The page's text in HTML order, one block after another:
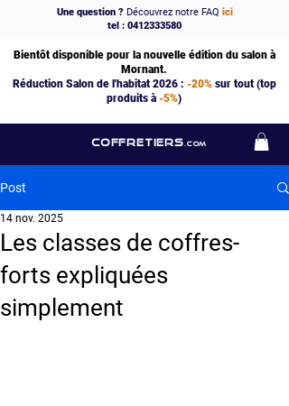
COFFRETIERS .COM
Une question ?Découvrez notre FAQ ici
tel : 0412333580
Bientôt disponible pour la nouvelle édition du salon à
Mornant.
Réduction Salon de l'habitat 2026 : -20%sur tout (top
produits à -5%)
Post
Les classes de coffres-
forts expliquées
simplement
14 nov. 2025